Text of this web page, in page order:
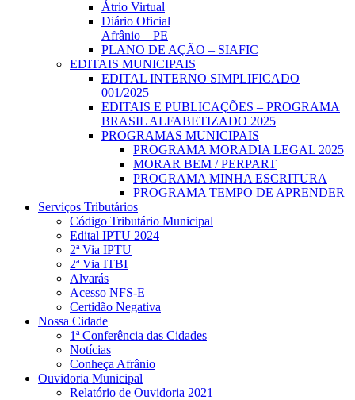
Átrio Virtual
Diário Oficial
Afrânio – PE
PLANO DE AÇÃO – SIAFIC
EDITAIS MUNICIPAIS
EDITAL INTERNO SIMPLIFICADO
001/2025
EDITAIS E PUBLICAÇÕES – PROGRAMA
BRASIL ALFABETIZADO 2025
PROGRAMAS MUNICIPAIS
PROGRAMA MORADIA LEGAL 2025
MORAR BEM / PERPART
PROGRAMA MINHA ESCRITURA
PROGRAMA TEMPO DE APRENDER
Serviços Tributários
Código Tributário Municipal
Edital IPTU 2024
2ª Via IPTU
2ª Via ITBI
Alvarás
Acesso NFS-E
Certidão Negativa
Nossa Cidade
1ª Conferência das Cidades
Notícias
Conheça Afrânio
Ouvidoria Municipal
Relatório de Ouvidoria 2021